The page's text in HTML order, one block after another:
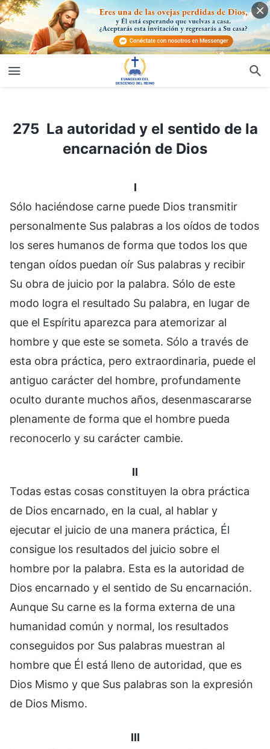
275 La autoridad y el sentido de la encarnación de Dios
275 La autoridad y el sentido de la
encarnación de Dios
I
Sólo haciéndose carne puede Dios transmitir
personalmente Sus palabras a los oídos de todos
los seres humanos de forma que todos los que
tengan oídos puedan oír Sus palabras y recibir
Su obra de juicio por la palabra. Sólo de este
modo logra el resultado Su palabra, en lugar de
que el Espíritu aparezca para atemorizar al
hombre y que este se someta. Sólo a través de
esta obra práctica, pero extraordinaria, puede el
antiguo carácter del hombre, profundamente
oculto durante muchos años, desenmascararse
plenamente de forma que el hombre pueda
reconocerlo y su carácter cambie.
II
Todas estas cosas constituyen la obra práctica
de Dios encarnado, en la cual, al hablar y
ejecutar el juicio de una manera práctica, Él
consigue los resultados del juicio sobre el
hombre por la palabra. Esta es la autoridad de
Dios encarnado y el sentido de Su encarnación.
Aunque Su carne es la forma externa de una
humanidad común y normal, los resultados
conseguidos por Sus palabras muestran al
hombre que Él está lleno de autoridad, que es
Dios Mismo y que Sus palabras son la expresión
de Dios Mismo.
III